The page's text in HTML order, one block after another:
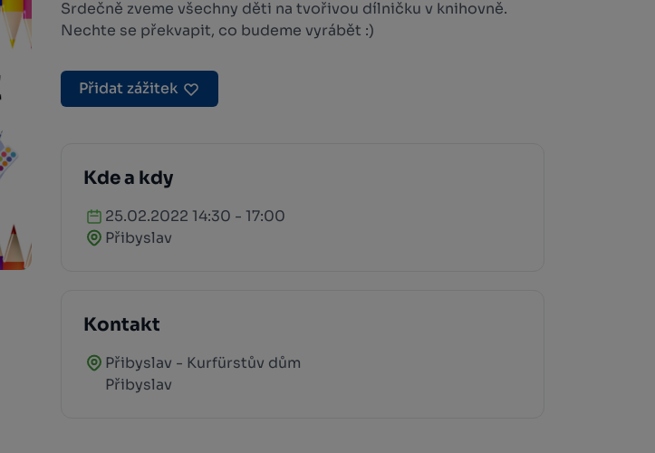
Srdečně zveme všechny děti na tvořivou dílničku v knihovně.
Nechte se překvapit, co budeme vyrábět :)
Přidat zážitek
Kde a kdy
25.02.2022 14:30 - 17:00
Přibyslav
Kontakt
Přibyslav - Kurfürstův dům
Přibyslav